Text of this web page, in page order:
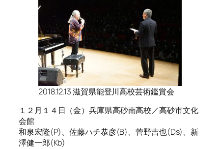
2018.12.13 滋賀県能登川高校芸術鑑賞会
１２月１４日（金）兵庫県高砂南高校／高砂市文化
会館
和泉宏隆(P)、佐藤ハチ恭彦(B)、菅野吉也(Ds)、新
澤健一郎(Kb)